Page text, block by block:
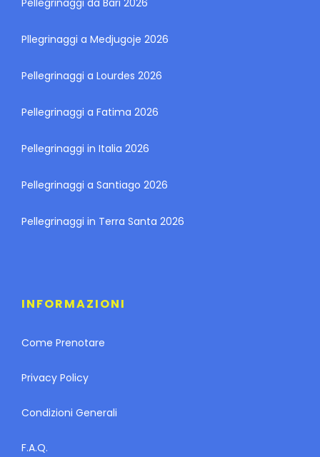
Pllegrinaggi a Medjugoje 2026
Pellegrinaggi a Lourdes 2026
Pellegrinaggi a Fatima 2026
Pellegrinaggi in Italia 2026
Pellegrinaggi a Santiago 2026
Pellegrinaggi in Terra Santa 2026
INFORMAZIONI
Come Prenotare
Privacy Policy
Condizioni Generali
F.A.Q.